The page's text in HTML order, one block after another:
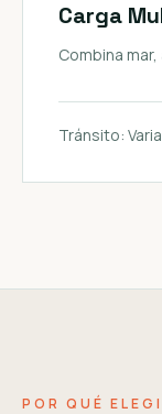
Carga
Combina
Tránsito:
POR QUÉ